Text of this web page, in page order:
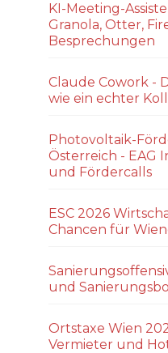
KI-Meeting-
Granola, Otter,
Besprechungen
Claude Cowork -
wie ein echter
Photovoltaik-
Österreich - EAG
und Fördercalls
ESC 2026
Chancen für
und
Ortstaxe Wien
Vermieter und